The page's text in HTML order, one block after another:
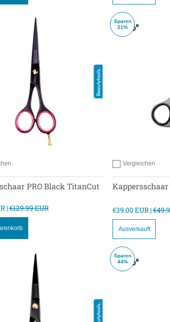
vergleichen
PRO Black TitanCut
|€129.99 EUR
Sparen
21%
Hinzufügen zum
Vergleichen
Kappersschaar
€39.00 EUR |
Ausverkauft
Sparen
44%